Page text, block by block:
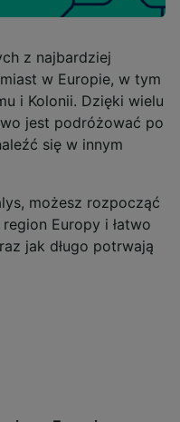
z najbardziej
w Europie, w tym
i Kolonii. Dzięki wielu
jest podróżować po
się w innym
możesz rozpocząć
Europy i łatwo
jak długo potrwają